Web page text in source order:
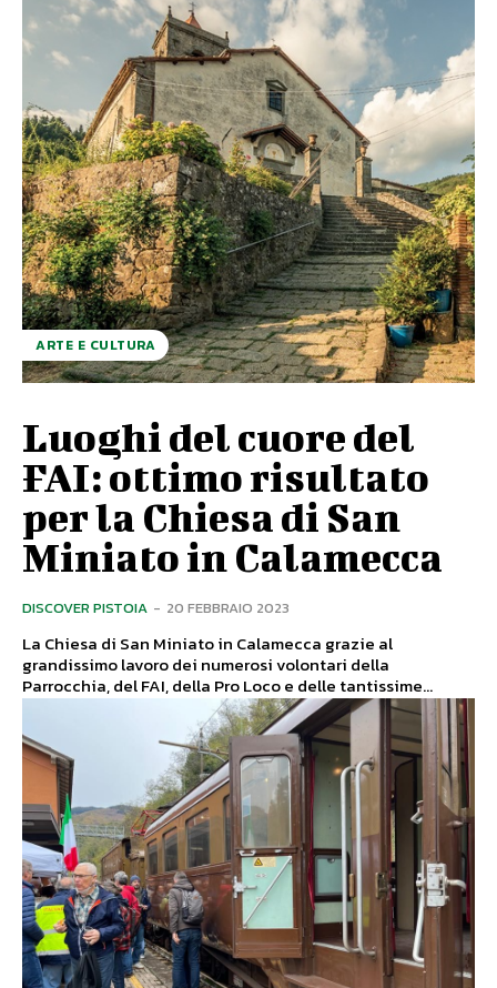
ARTE E CULTURA
Luoghi del cuore del
FAI: ottimo risultato
per la Chiesa di San
Miniato in Calamecca
DISCOVER PISTOIA - 20 FEBBRAIO 2023
La Chiesa di San Miniato in Calamecca grazie al
grandissimo lavoro dei numerosi volontari della
Parrocchia, del FAI, della Pro Loco e delle tantissime...